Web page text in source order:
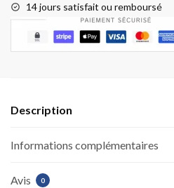
14 jours satisfait ou remboursé
Description
Informations complémentaires
Avis 0